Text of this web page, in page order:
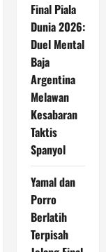
Final Piala
Dunia 2026:
Duel Mental
Baja
Argentina
Melawan
Kesabaran
Taktis
Spanyol
Yamal dan
Porro
Berlatih
Terpisah